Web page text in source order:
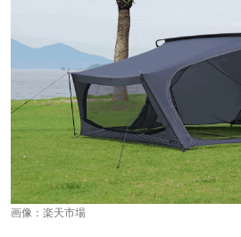
画像： 楽天市場